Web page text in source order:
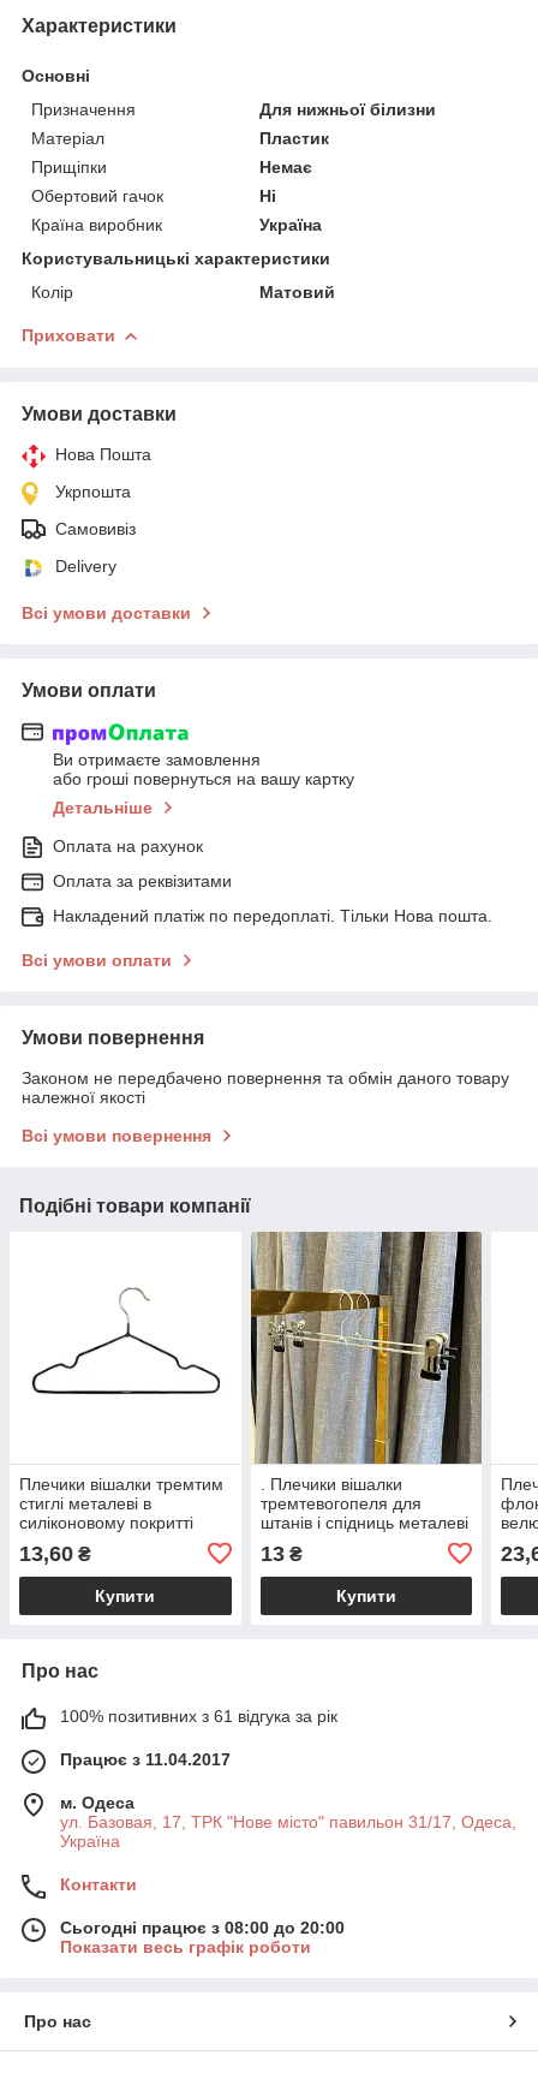
Характеристики
Основні
Призначення
Для нижньої білизни
Матеріал
Пластик
Прищіпки
Немає
Обертовий гачок
Ні
Країна виробник
Україна
Користувальницькі характеристики
Колір
Матовий
Приховати
Умови доставки
Нова Пошта
Укрпошта
Самовивіз
Delivery
Всі умови доставки
Умови оплати
Ви отримаєте замовлення
або гроші повернуться на вашу картку
Детальніше
Оплата на рахунок
Оплата за реквізитами
Накладений платіж по передоплаті. Тільки Нова пошта.
Всі умови оплати
Умови повернення
Законом не передбачено повернення та обмін даного товару
належної якості
Всі умови повернення
Подібні товари компанії
Плечики вішалки тремтим
стиглі металеві в
силіконовому покритті
чорного кольору, довжина
29,5 см
13,60 ₴
Купити
. Плечики вішалки
тремтевогопеля для
штанів і спідниць металеві
см
13₴
Купити
Про нас
100% позитивних з 61 відгука за рік
Працює з 11.04.2017
м. Одеса
ул. Базовая, 17, ТРК "Нове місто" павильон 31/17, Одеса,
Україна
Контакти
Сьогодні працює з 08:00 до 20:00
Показати весь графік роботи
Про нас